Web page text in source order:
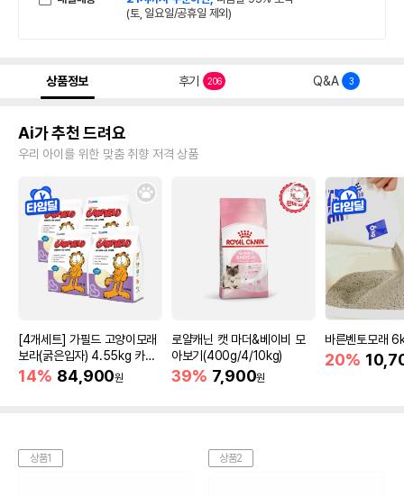
(토, 일요일/공휴일 제외)
상품정보 후기 206 Q&A 3
Ai가 추천 드려요
우리 아이를 위한 맞춤 취향 저격 상품
[4개세트] 가필드 고양이모래
보라(굵은입자) 4.55kg 카사
바모래
14% 84,900원
로얄캐닌 캣 마더&베이비 모
아보기(400g/4/10kg)
39% 7,900원
바른벤토모래
20%
상품1 상품2